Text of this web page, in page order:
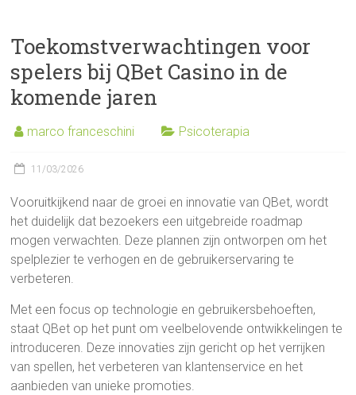
Toekomstverwachtingen voor
spelers bij QBet Casino in de
komende jaren
marco franceschini Psicoterapia
11/03/2026
Vooruitkijkend naar de groei en innovatie van QBet, wordt
het duidelijk dat bezoekers een uitgebreide roadmap
mogen verwachten. Deze plannen zijn ontworpen om het
spelplezier te verhogen en de gebruikerservaring te
verbeteren.
Met een focus op technologie en gebruikersbehoeften,
staat QBet op het punt om veelbelovende ontwikkelingen te
introduceren. Deze innovaties zijn gericht op het verrijken
van spellen, het verbeteren van klantenservice en het
aanbieden van unieke promoties.